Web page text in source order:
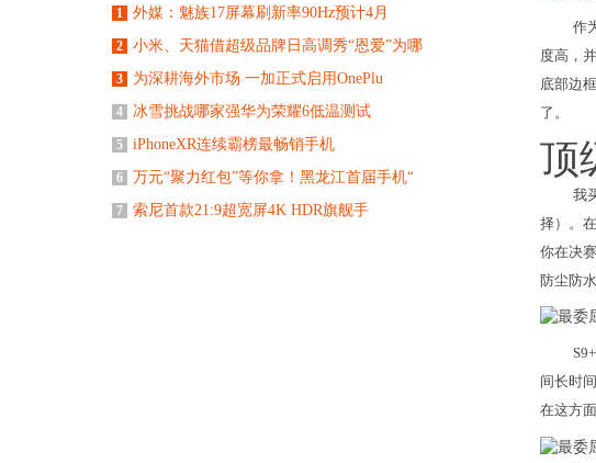
1 外媒：魅族17屏幕刷新率90Hz预计4月
2 小米、天猫借超级品牌日高调秀“恩爱”为哪
3 为深耕海外市场 一加正式启用OnePlu
4 冰雪挑战哪家强华为荣耀6低温测试
5 iPhoneXR连续霸榜最畅销手机
6 万元“聚力红包”等你拿！黑龙江首届手机“
7 索尼首款21:9超宽屏4K HDR旗舰手
作
度高，
底部边
了。
顶
我
择）。
你在决
防尘防
间长时
在这方